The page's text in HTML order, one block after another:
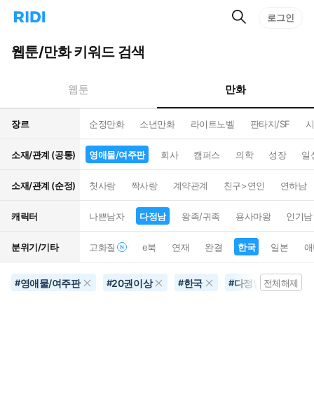
리
홈
으
턴
트
검
로그인
웹툰/만화 키워드 검색
웹툰 만화
장르 순정만화 소년만화 라이트노벨 판타지/SF
소재/관계 (공통) 영애물/여주판 회사 캠퍼스 의학 성장 일
소재/관계 (순정) 첫사랑 짝사랑 계약관계 친구>연인 연하남
캐릭터 나쁜남자 다정남 왕족/귀족 용사마왕 인기남
분위기/기타 고화질 e북 연재 완결 한국 일본
#영애물/여주판 #20권이상 #한국 #다정남 #연
전체해제